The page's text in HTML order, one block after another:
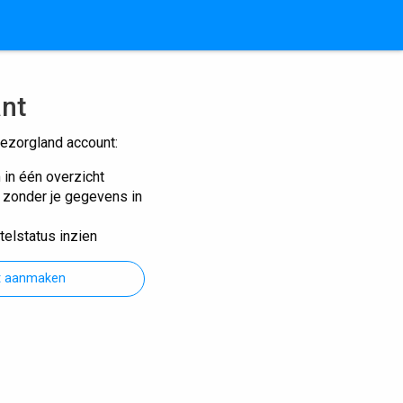
account:
één overzicht
je gegevens in
inzien